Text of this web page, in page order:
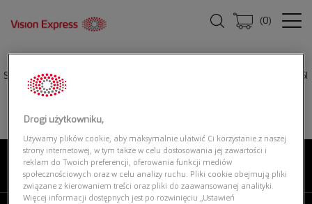
(0)
Strona główna| TORY BURCH 0TY7192U 19396I
O NAS
Drogi użytkowniku,
Używamy plików cookie, aby maksymalnie ułatwić Ci korzystanie z naszej
strony internetowej, w tym także w celu dostosowania jej zawartości i
reklam do Twoich preferencji, oferowania funkcji mediów
społecznościowych oraz w celu analizy ruchu. Pliki cookie obejmują pliki
związane z kierowaniem treści oraz pliki do zaawansowanej analityki.
Więcej informacji dostępnych jest po rozwinięciu „Ustawień